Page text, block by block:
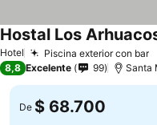
Hotel Piscina exterior con bar
Hostal Los
8,8 Excelente 99 Santa
De $ 68.700